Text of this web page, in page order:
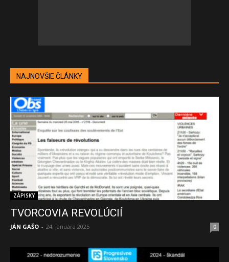
NAJNOVŠIE ČLÁNKY
ZÁPISKY
TVORCOVIA REVOLÚCIÍ
JÁN GAŠO - 24. januára 2025 0